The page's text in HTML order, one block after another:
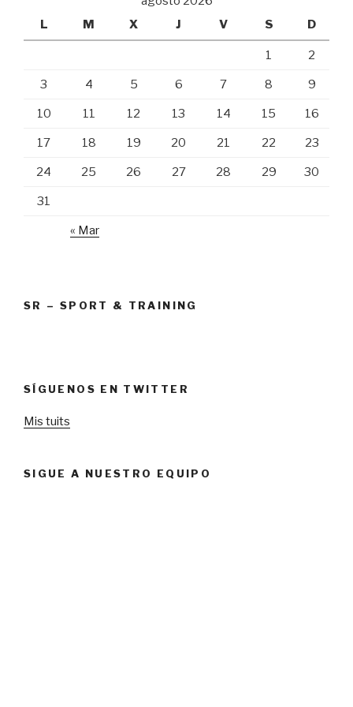
L
M X J V S D
1 2
3 4 5 6 7 8 9
10 11 12 13 14 15 16
17 18 19 20 21 22 23
24 25 26 27 28 29 30
31
« Mar
SR – SPORT & TRAINING
SÍGUENOS EN TWITTER
Mis tuits
SIGUE A NUESTRO EQUIPO